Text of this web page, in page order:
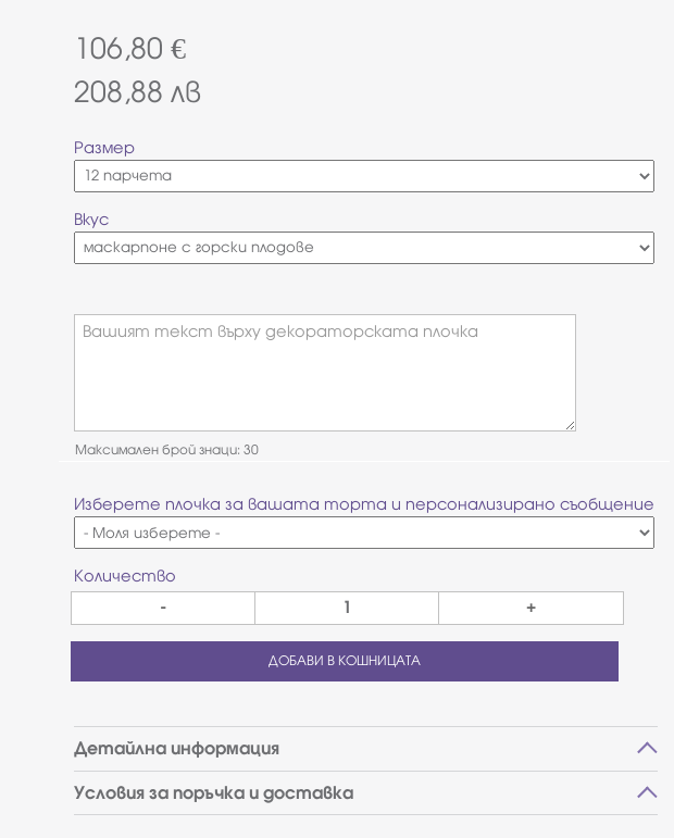
106,80 €
208,88 лв
Размер
Вкус
Вашият текст върху декораторската плочка
Максимален брой знаци: 30
Изберете плочка за вашата торта и персонализирано съобщение
Количество
- +
ДОБАВИ В КОШНИЦАТА
Детайлна информация
Условия за поръчка и доставка